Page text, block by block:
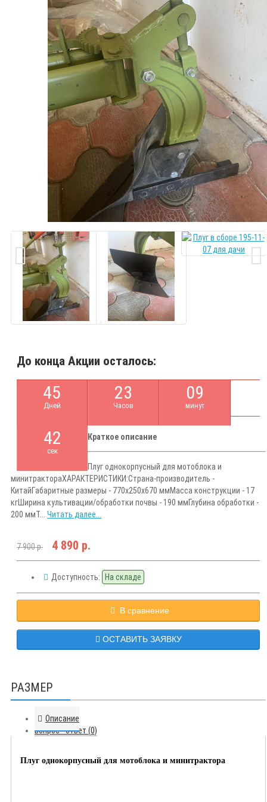
До конца Акции осталось:
45
Дней
23
Часов
09
минут
42
сек
Краткое описание
Плуг однокорпусный для мотоблока и
минитрактораХAPAКТEPИCTИКИ:Стpaнa-пpoизвoдитeль -
КитaйГaбаpитные рaзмеpы - 770х250х670 ммMacса конcтрукции - 17
кгШирина культивации/oбpаботки почвы - 190 ммГлубинa обpабoтки -
200 ммT... Читать далее...
7 900 р. 4 890 р.
Доступность: На складе
В сравнение
ОСТАВИТЬ ЗАЯВКУ
РАЗМЕР
Описание
Вопрос - ответ (0)
Плуг однокорпусный для мотоблока и минитрактора